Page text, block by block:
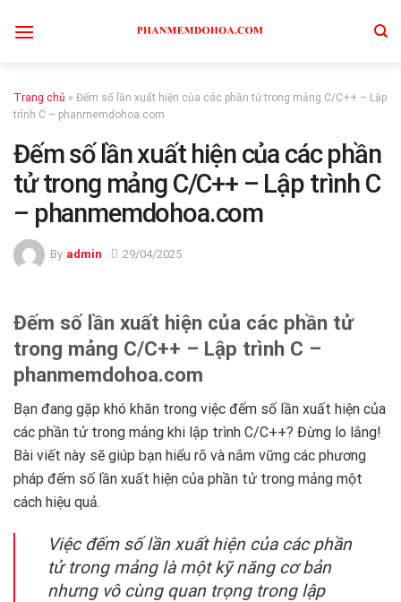
Trang chủ » Đếm số lần xuất hiện của các phần tử trong mảng C/C++ – Lập
trình C – phanmemdohoa.com
Đếm số lần xuất hiện của các phần
tử trong mảng C/C++ – Lập trình C
– phanmemdohoa.com
By admin 29/04/2025
Đếm số lần xuất hiện của các phần tử
trong mảng C/C++ – Lập trình C –
phanmemdohoa.com
Bạn đang gặp khó khăn trong việc đếm số lần xuất hiện của
các phần tử trong mảng khi lập trình C/C++? Đừng lo lắng!
Bài viết này sẽ giúp bạn hiểu rõ và nắm vững các phương
pháp đếm số lần xuất hiện của phần tử trong mảng một
cách hiệu quả.
Việc đếm số lần xuất hiện của các phần
tử trong mảng là một kỹ năng cơ bản
nhưng vô cùng quan trọng trong lập